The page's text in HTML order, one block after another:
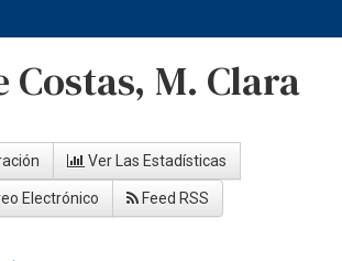
Costas, M. Clara
Ver Las Estadísticas
Electrónico Feed RSS